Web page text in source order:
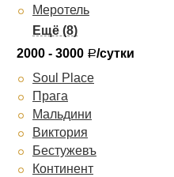
Меротель
Rimar
Бизнес-отель
Red Royal
Пирамида
Хилтон Гарден Инн
Платан Южный
ZION
2000 - 3000 Р/сутки
Soul Place
Прага
Мальдини
Виктория
Бестужевъ
Континент